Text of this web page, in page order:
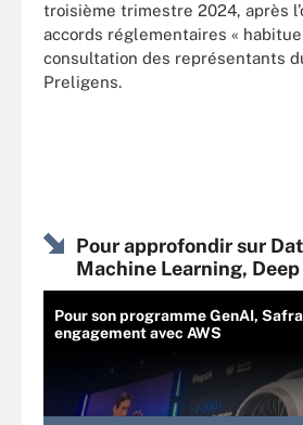
troisième trimestre 2024, après
accords réglementaires «
consultation des représentants
Preligens.
Pour approfondir sur
Machine Learning,
Pour son programme GenAI,
engagement avec AWS